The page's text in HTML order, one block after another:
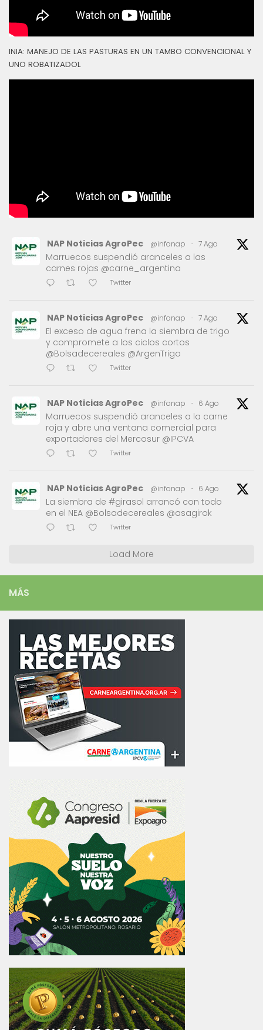
INIA: MANEJO DE LAS PASTURAS EN UN TAMBO CONVENCIONAL Y
UNO ROBATIZADOL
NAP Noticias AgroPec @infonap · 7 Ago
Marruecos suspendió aranceles a las
carnes rojas @carne_argentina
Twitter
NAP Noticias AgroPec @infonap · 7 Ago
El exceso de agua frena la siembra de trigo
y compromete a los ciclos cortos
@Bolsadecereales @ArgenTrigo
Twitter
NAP Noticias AgroPec @infonap · 6 Ago
Marruecos suspendió aranceles a la carne
roja y abre una ventana comercial para
exportadores del Mercosur @IPCVA
Twitter
NAP Noticias AgroPec @infonap · 6 Ago
La siembra de #girasol arrancó con todo
en el NEA @Bolsadecereales @asagirok
Twitter
Load More
MÁS